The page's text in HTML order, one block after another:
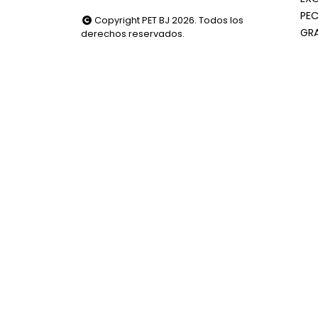
Copyright PET BJ 2026. Todos los
derechos reservados.